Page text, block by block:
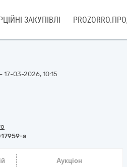
ЗАКУПІВЛІ
17-03-2026, 10:15
a
Аукціон